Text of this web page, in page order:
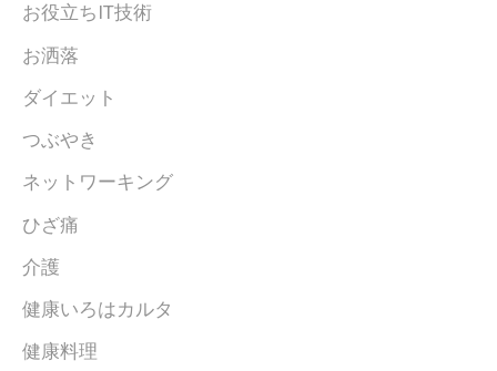
お役立ちIT技術
お洒落
ダイエット
つぶやき
ネットワーキング
ひざ痛
介護
健康いろはカルタ
健康料理